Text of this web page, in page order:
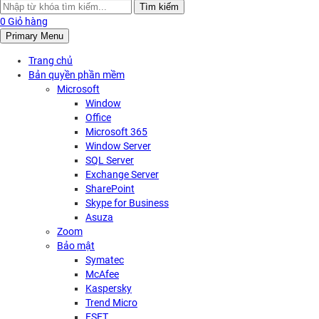
Search
for:
Tìm kiếm
0 Giỏ hàng
Primary Menu
Trang chủ
Bản quyền phần mềm
Microsoft
Window
Office
Microsoft 365
Window Server
SQL Server
Exchange Server
SharePoint
Skype for Business
Asuza
Zoom
Bảo mật
Symatec
McAfee
Kaspersky
Trend Micro